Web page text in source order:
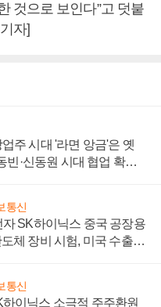
것으로 보인다”고 덧붙
자]
주 시대 '라면 앙금'은 옛
빈·신동원 시대 협업 확대
통신
SK하이닉스 중국 공장용
체 장비 시험, 미국 수출통
통신
이닉스 소극적 주주환원